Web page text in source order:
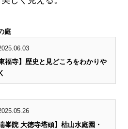
庭
東福寺】歴史と見どころをわかりや
瑞峯院 大徳寺塔頭】枯山水庭園・